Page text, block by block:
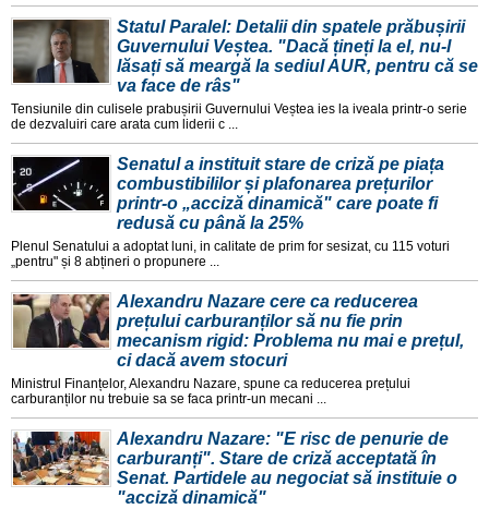
Statul Paralel: Detalii din spatele prăbușirii
Guvernului Veștea. "Dacă țineți la el, nu-l
lăsați să meargă la sediul AUR, pentru că se
va face de râs"
Tensiunile din culisele prabușirii Guvernului Veștea ies la iveala printr-o serie
de dezvaluiri care arata cum liderii c ...
Senatul a instituit stare de criză pe piața
combustibililor și plafonarea prețurilor
printr-o „acciză dinamică" care poate fi
redusă cu până la 25%
Plenul Senatului a adoptat luni, in calitate de prim for sesizat, cu 115 voturi
„pentru" și 8 abțineri o propunere ...
Alexandru Nazare cere ca reducerea
prețului carburanților să nu fie prin
mecanism rigid: Problema nu mai e prețul,
ci dacă avem stocuri
Ministrul Finanțelor, Alexandru Nazare, spune ca reducerea prețului
carburanților nu trebuie sa se faca printr-un mecani ...
Alexandru Nazare: "E risc de penurie de
carburanți". Stare de criză acceptată în
Senat. Partidele au negociat să instituie o
"acciză dinamică"